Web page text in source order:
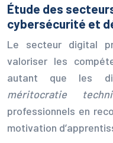
Étude des
cybersécurité et
Le secteur digital
valoriser les
autant que les
méritocratie
professionnels en
motivation